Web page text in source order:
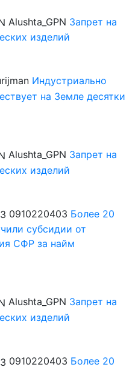
Alushta_GPN Запрет на
изделий
Индустриально
на Земле десятки
Alushta_GPN Запрет на
изделий
0910220403 Более 20
субсидии от
СФР за найм
Alushta_GPN Запрет на
изделий
0910220403 Более 20